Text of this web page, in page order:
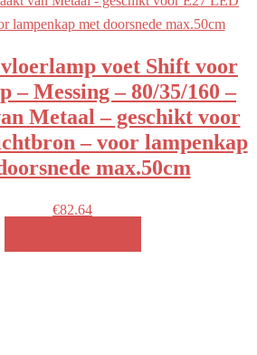
voet Shift voor
– Messing – 80/35/160 –
Metaal – geschikt voor
– voor lampenkap
max.50cm
€82.64